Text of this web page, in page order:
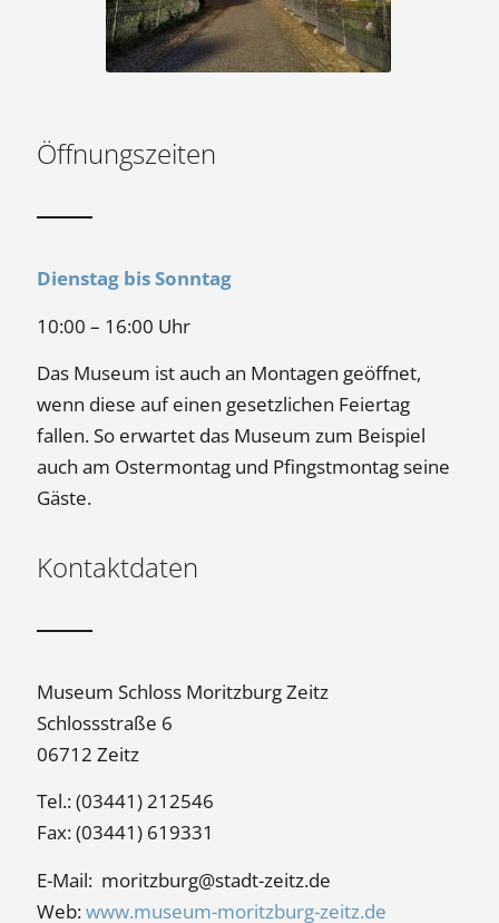
Öffnungszeiten
Dienstag bis Sonntag
10:00 – 16:00 Uhr
Das Museum ist auch an Montagen geöffnet,
wenn diese auf einen gesetzlichen Feiertag
fallen. So erwartet das Museum zum Beispiel
auch am Ostermontag und Pfingstmontag seine
Gäste.
Kontaktdaten
Museum Schloss Moritzburg Zeitz
Schlossstraße 6
06712 Zeitz
Tel.: (03441) 212546
Fax: (03441) 619331
E-Mail: moritzburg@stadt-zeitz.de
Web:www.museum-moritzburg-zeitz.de